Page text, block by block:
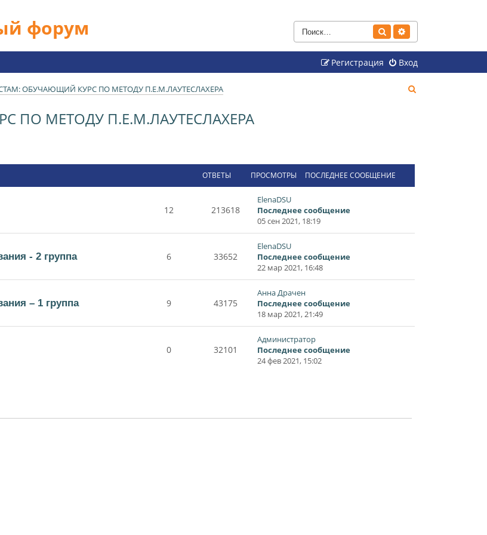
форум Поиск
Вход
Регистрация
ОБУЧАЮЩИЙ КУРС ПО МЕТОДУ П.Е.М.ЛАУТЕСЛАХЕРА
ПО МЕТОДУ П.Е.М.ЛАУТЕСЛАХЕРА
ОТВЕТЫ ПРОСМОТРЫ ПОСЛЕДНЕЕ СООБЩЕНИЕ
12 213618
ElenaDSU
Последнее сообщение
05 сен 2021, 18:19
- 2 группа 6 33652
ElenaDSU
Последнее сообщение
22 мар 2021, 16:48
– 1 группа 9 43175
Анна Драчен
Последнее сообщение
18 мар 2021, 21:49
0 32101
Администратор
Последнее сообщение
24 фев 2021, 15:02